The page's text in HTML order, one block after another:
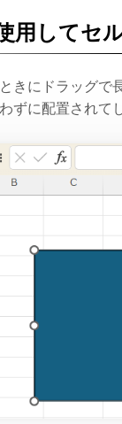
用してセ
きにドラッグで
ずに配置されて